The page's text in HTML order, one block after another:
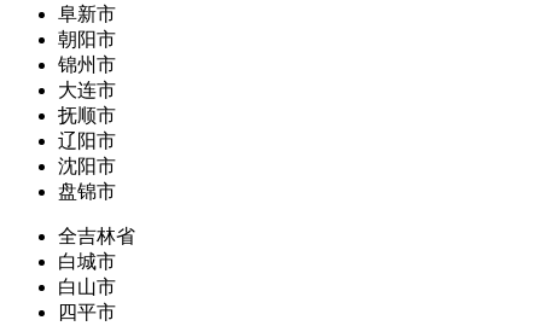
阜新市
朝阳市
锦州市
大连市
抚顺市
辽阳市
沈阳市
盘锦市
全吉林省
白城市
白山市
四平市